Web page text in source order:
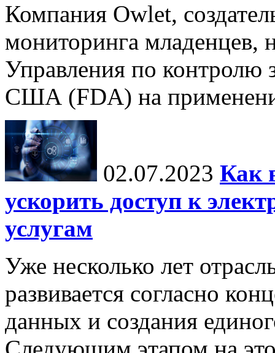
Компания Owlet,
мониторинга младенцев,
Управления по контролю
США (FDA) на
02.07.2023 Как
ускорить доступ к
услугам
Уже несколько лет
развивается согласно
данных и создания